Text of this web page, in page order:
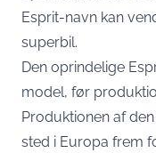
Esprit-navn kan
superbil.
Den oprindelige
model, før
Produktionen af
sted i Europa frem